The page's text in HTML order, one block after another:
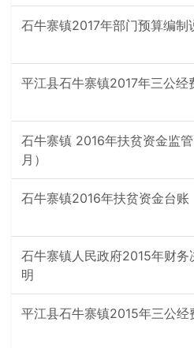
石牛寨镇2017年部门预算编制
平江县石牛寨镇2017年三公经
石牛寨镇 2016年扶贫资金监
月）
石牛寨镇2016年扶贫资金台账
石牛寨镇人民政府2015年财务
明
平江县石牛寨镇2015年三公经